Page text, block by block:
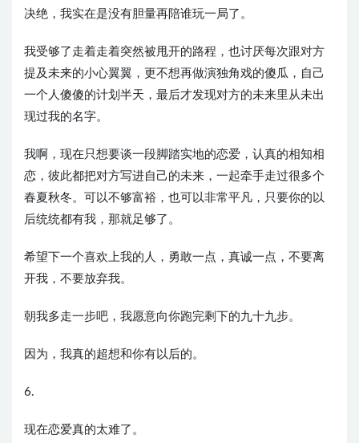
决绝，我实在是没有胆量再陪谁玩一局了。
我受够了走着走着突然被甩开的路程，也讨厌每次跟对方
提及未来的小心翼翼，更不想再做演独角戏的傻瓜，自己
一个人傻傻的计划半天，最后才发现对方的未来里从未出
现过我的名字。
我啊，现在只想要谈一段脚踏实地的恋爱，认真的相知相
恋，彼此都把对方写进自己的未来，一起牵手走过很多个
春夏秋冬。可以不够富裕，也可以非常平凡，只要你的以
后统统都有我，那就足够了。
希望下一个喜欢上我的人，勇敢一点，真诚一点，不要离
开我，不要放弃我。
朝我多走一步吧，我愿意向你跑完剩下的九十九步。
因为，我真的超想和你有以后的。
6.
现在恋爱真的太难了。